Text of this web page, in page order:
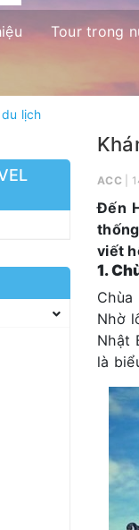
Tour trong
lịch
ACC |
Đến
viết
1.
Nhờ
Nhật
là